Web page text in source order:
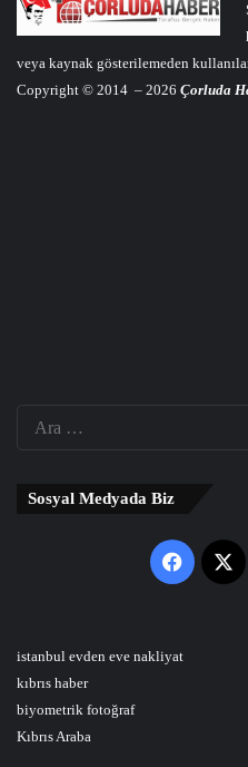
veya kaynak gösterilemeden
Copyright © 2014 – 2026 Çorluda
Sosyal Medyada Biz
X
istanbul evden eve nakliyat
kıbrıs haber
biyometrik fotoğraf
Kıbrıs Araba